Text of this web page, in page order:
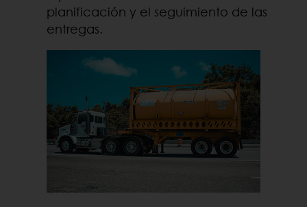
planificación y el seguimiento de las
entregas.